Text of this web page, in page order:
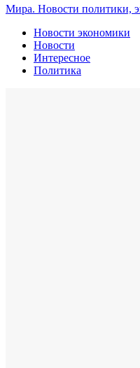
Мира. Новости политики,
Новости экономики
Новости
Интересное
Политика